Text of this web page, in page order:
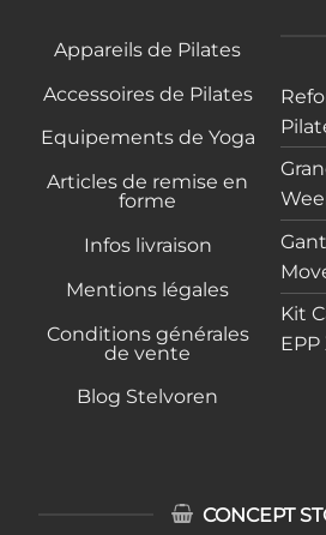
Appareils de Pilates
Accessoires de Pilates
Equipements de Yoga
Articles de remise en
forme
Infos livraison
Mentions légales
Conditions générales
de vente
Blog Stelvoren
Kit
EPP
CONCEPT